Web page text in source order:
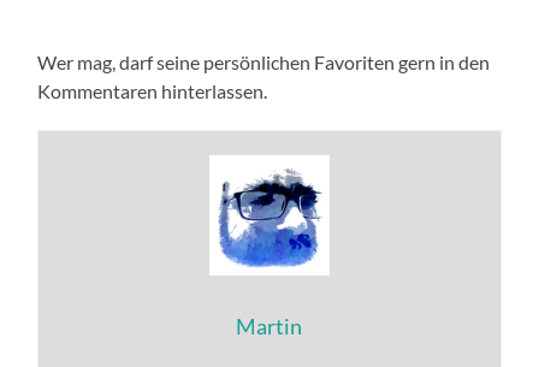
Wer mag, darf seine persönlichen Favoriten gern in den
Kommentaren hinterlassen.
Martin